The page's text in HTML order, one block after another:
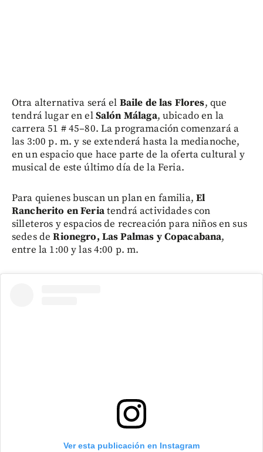
Otra alternativa será el Baile de las Flores, que
tendrá lugar en elSalón Málaga, ubicado en la
carrera 51 # 45–80. La programación comenzará a
las 3:00 p. m. y se extenderá hasta la medianoche,
en un espacio que hace parte de la oferta cultural y
musical de este último día de la Feria.
Para quienes buscan un plan en familia, El
Rancherito en Feriatendrá actividades con
silleteros y espacios de recreación para niños en sus
sedes deRionegro, Las Palmas y Copacabana,
entre la 1:00 y las 4:00 p. m.
Ver esta publicación en Instagram